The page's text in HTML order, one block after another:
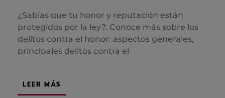
¿Sabías que tu honor y reputación están
protegidos por la ley?. Conoce más sobre los
delitos contra el honor: aspectos generales,
principales delitos contra el
LEER MÁS